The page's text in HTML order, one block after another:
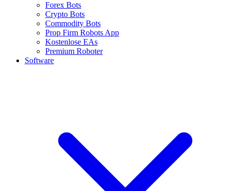
Forex Bots
Crypto Bots
Commodity Bots
Prop Firm Robots App
Kostenlose EAs
Premium Roboter
Software